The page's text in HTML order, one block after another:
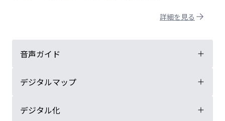
詳細を見る
音声ガイド
デジタルマップ
デジタル化